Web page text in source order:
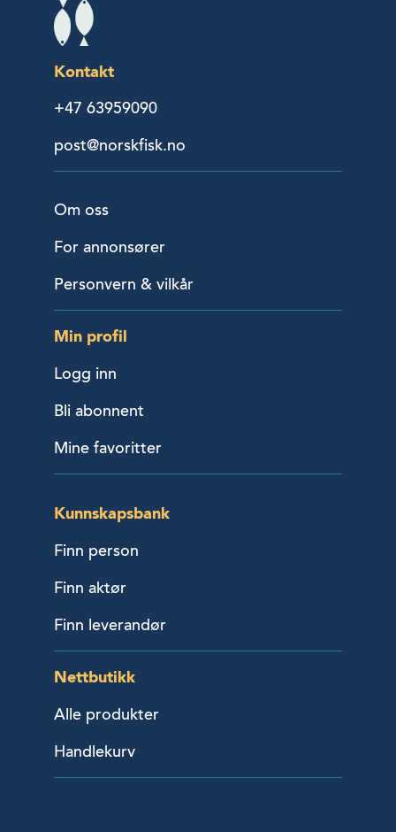
Kontakt
+47 63959090
post@norskfisk.no
Om oss
For annonsører
Personvern & vilkår
Min profil
Logg inn
Bli abonnent
Mine favoritter
Kunnskapsbank
Finn person
Finn aktør
Finn leverandør
Nettbutikk
Alle produkter
Handlekurv